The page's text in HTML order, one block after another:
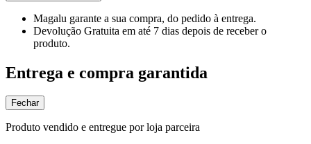
Magalu garante a sua compra, do pedido à entrega.
Devolução Gratuita em até 7 dias depois de receber o
produto.
Entrega e compra garantida
Fechar
Produto vendido e entregue por loja parceira